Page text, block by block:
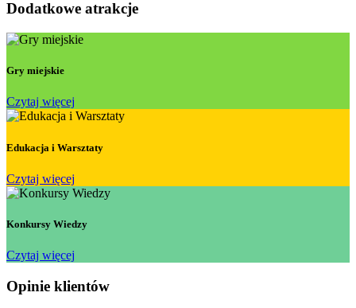
Dodatkowe atrakcje
Gry miejskie
Czytaj więcej
Edukacja i Warsztaty
Czytaj więcej
Konkursy Wiedzy
Czytaj więcej
Opinie klientów